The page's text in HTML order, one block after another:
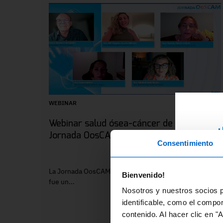
Consentimiento
Bienvenido!
Nosotros y nuestros socios
identificable, como el
contenido. Al hacer clic en
WEBINAR
Webinar salud ósea-cáncer de mama.
Jornada OosCAM
La Jornada OosCAM, celebrada el 2 de abril de 2024,
fue un...